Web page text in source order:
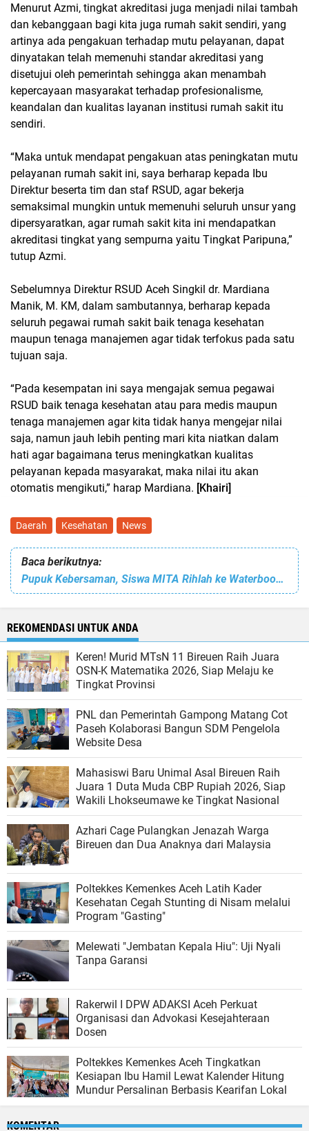
Menurut Azmi, tingkat akreditasi juga menjadi nilai tambah
dan kebanggaan bagi kita juga rumah sakit sendiri, yang
artinya ada pengakuan terhadap mutu pelayanan, dapat
dinyatakan telah memenuhi standar akreditasi yang
disetujui oleh pemerintah sehingga akan menambah
kepercayaan masyarakat terhadap profesionalisme,
keandalan dan kualitas layanan institusi rumah sakit itu
sendiri.
“Maka untuk mendapat pengakuan atas peningkatan mutu
pelayanan rumah sakit ini, saya berharap kepada Ibu
Direktur beserta tim dan staf RSUD, agar bekerja
semaksimal mungkin untuk memenuhi seluruh unsur yang
dipersyaratkan, agar rumah sakit kita ini mendapatkan
akreditasi tingkat yang sempurna yaitu Tingkat Paripuna,”
tutup Azmi.
Sebelumnya Direktur RSUD Aceh Singkil dr. Mardiana
Manik, M. KM, dalam sambutannya, berharap kepada
seluruh pegawai rumah sakit baik tenaga kesehatan
maupun tenaga manajemen agar tidak terfokus pada satu
tujuan saja.
“Pada kesempatan ini saya mengajak semua pegawai
RSUD baik tenaga kesehatan atau para medis maupun
tenaga manajemen agar kita tidak hanya mengejar nilai
saja, namun jauh lebih penting mari kita niatkan dalam
hati agar bagaimana terus meningkatkan kualitas
pelayanan kepada masyarakat, maka nilai itu akan
otomatis mengikuti,” harap Mardiana. [Khairi]
Daerah Kesehatan News
Baca berikutnya:
Pupuk Kebersaman, Siswa MITA Rihlah ke Waterboom Mangat Ceria
REKOMENDASI UNTUK ANDA
Keren! Murid MTsN 11 Bireuen Raih Juara
OSN-K Matematika 2026, Siap Melaju ke
Tingkat Provinsi
PNL dan Pemerintah Gampong Matang Cot
Paseh Kolaborasi Bangun SDM Pengelola
Website Desa
Mahasiswi Baru Unimal Asal Bireuen Raih
Juara 1 Duta Muda CBP Rupiah 2026, Siap
Wakili Lhokseumawe ke Tingkat Nasional
Azhari Cage Pulangkan Jenazah Warga
Bireuen dan Dua Anaknya dari Malaysia
Poltekkes Kemenkes Aceh Latih Kader
Kesehatan Cegah Stunting di Nisam melalui
Program "Gasting"
Melewati "Jembatan Kepala Hiu": Uji Nyali
Tanpa Garansi
Rakerwil I DPW ADAKSI Aceh Perkuat
Organisasi dan Advokasi Kesejahteraan
Dosen
Poltekkes Kemenkes Aceh Tingkatkan
Kesiapan Ibu Hamil Lewat Kalender Hitung
Mundur Persalinan Berbasis Kearifan Lokal
KOMENTAR